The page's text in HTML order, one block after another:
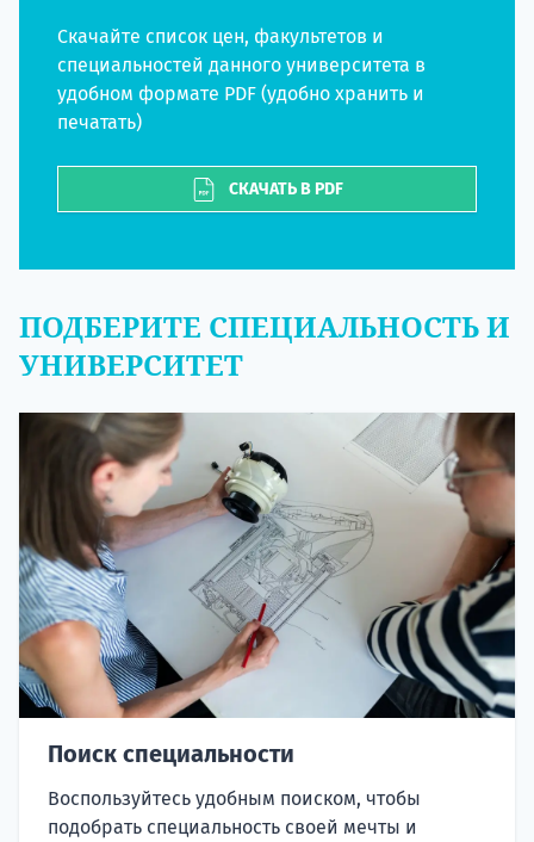
Скачайте список цен, факультетов и
специальностей данного университета в
удобном формате PDF (удобно хранить и
печатать)
СКАЧАТЬ В PDF
ПОДБЕРИТЕ СПЕЦИАЛЬНОСТЬ И
УНИВЕРСИТЕТ
Поиск специальности
Воспользуйтесь удобным поиском, чтобы
подобрать специальность своей мечты и